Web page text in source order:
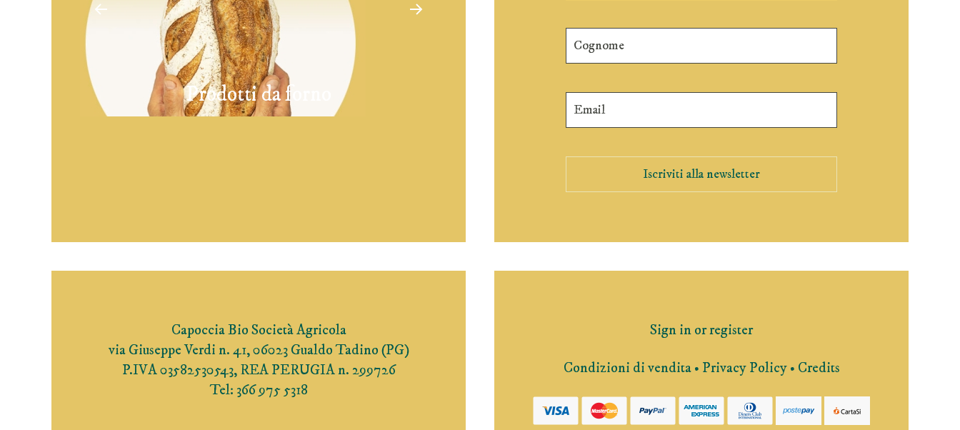
Prodotti da forno
Iscriviti alla newsletter
Capoccia Bio Società Agricola
via Giuseppe Verdi n. 41, 06023 Gualdo Tadino (PG)
P.IVA 03582530543, REA PERUGIA n. 299726
Tel: 366 975 5318
Sign in or register
Condizioni di vendita• Privacy Policy• Credits